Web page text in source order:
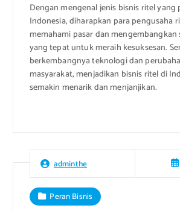
Dengan mengenal jenis bisnis ritel
Indonesia, diharapkan para pengusaha
memahami pasar dan
yang tepat untuk meraih kesuksesan.
berkembangnya teknologi dan
masyarakat, menjadikan bisnis ritel di
semakin menarik dan menjanjikan.
adminthe
Peran Bisnis